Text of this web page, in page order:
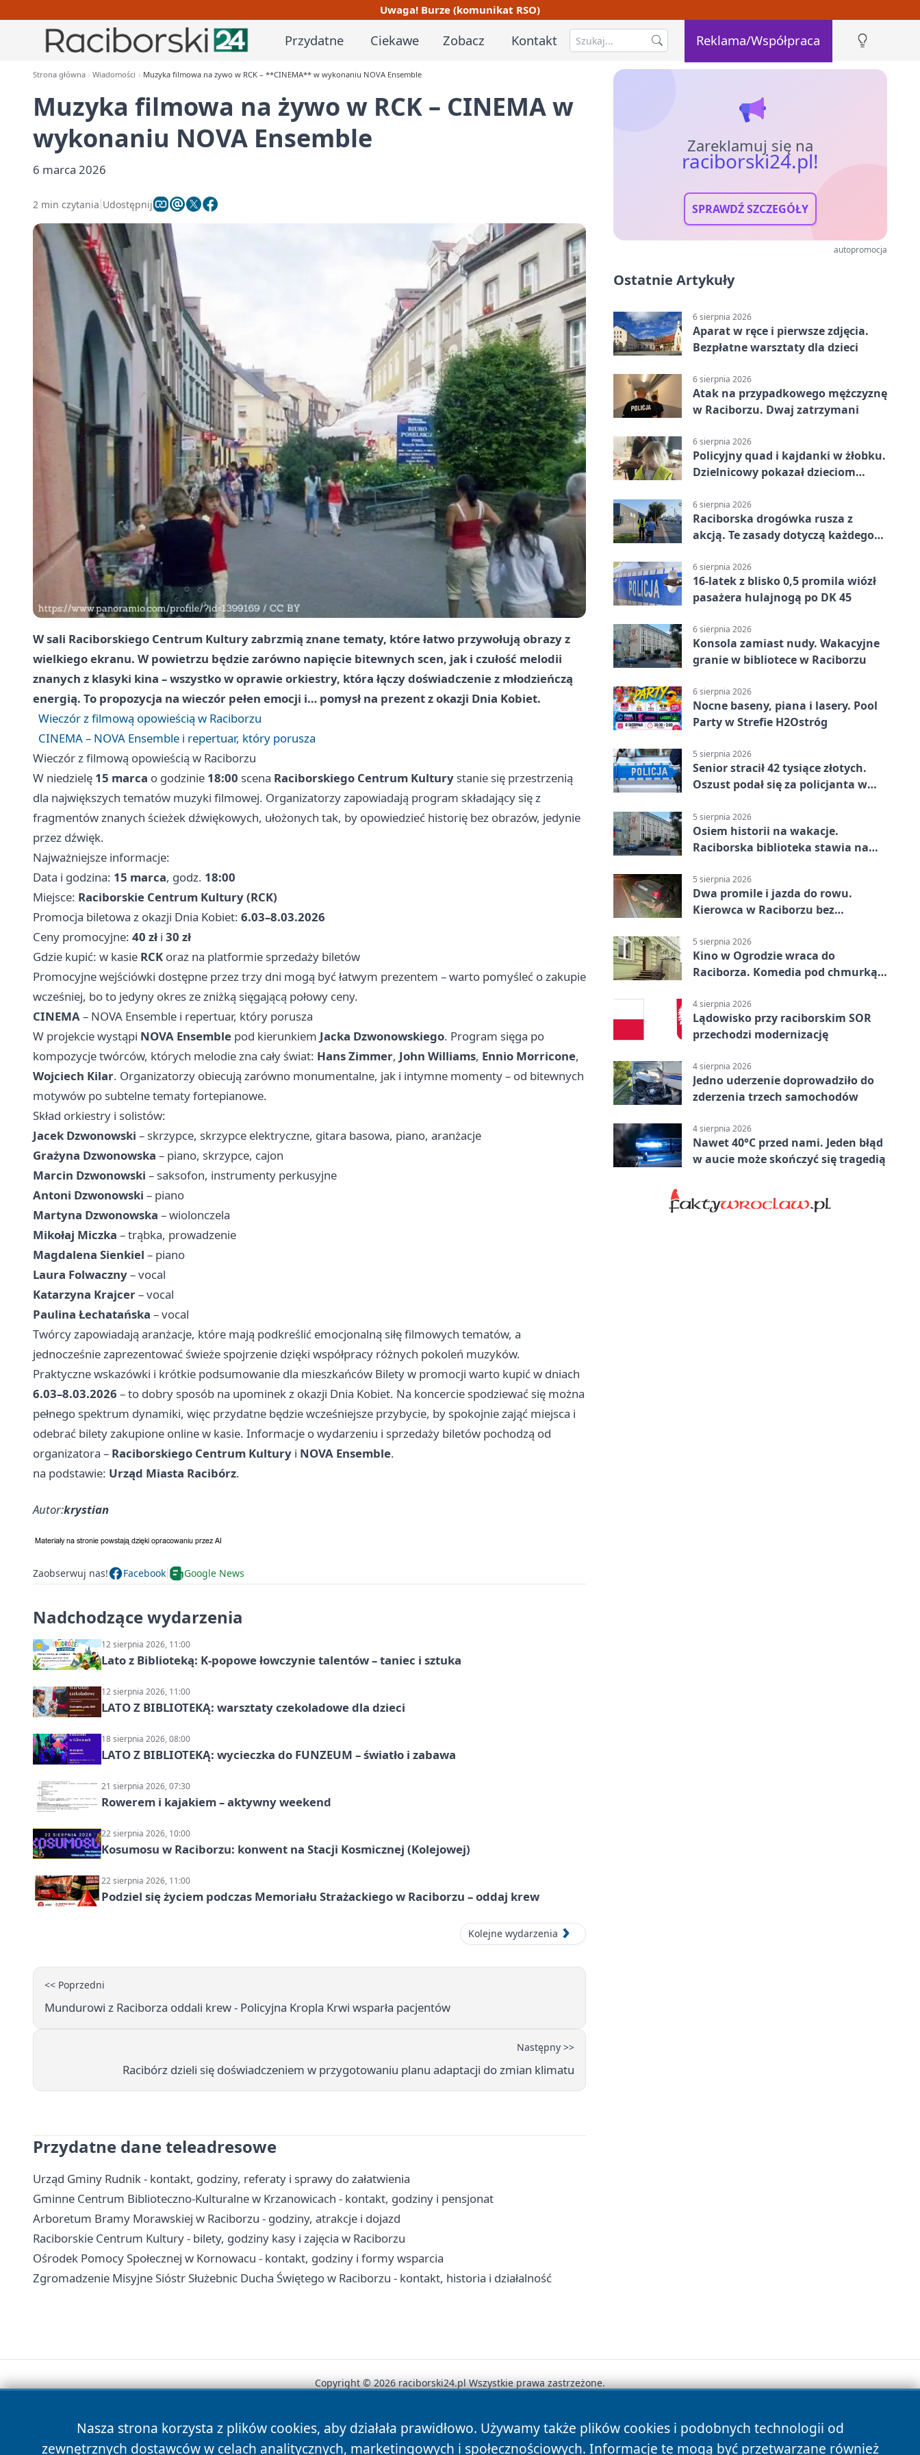
Uwaga! Burze (komunikat RSO)
Przydatne Ciekawe Zobacz Kontakt Reklama/Współpraca
Strona główna Wiadomości Muzyka filmowa na żywo w RCK – **CINEMA** w wykonaniu NOVA Ensemble
Muzyka filmowa na żywo w RCK – CINEMAw
wykonaniu NOVA Ensemble
6 marca 2026
2 min czytania Udostępnij
W sali Raciborskiego Centrum Kultury zabrzmią znane tematy, które łatwo przywołują obrazy z
wielkiego ekranu. W powietrzu będzie zarówno napięcie bitewnych scen, jak i czułość melodii
znanych z klasyki kina – wszystko w oprawie orkiestry, która łączy doświadczenie z młodzieńczą
energią. To propozycja na wieczór pełen emocji i… pomysł na prezent z okazji Dnia Kobiet.
Wieczór z filmową opowieścią w Raciborzu
CINEMA – NOVA Ensemble i repertuar, który porusza
Wieczór z filmową opowieścią w Raciborzu
W niedzielę 15 marca o godzinie 18:00 scena Raciborskiego Centrum Kultury stanie się przestrzenią
dla największych tematów muzyki filmowej. Organizatorzy zapowiadają program składający się z
fragmentów znanych ścieżek dźwiękowych, ułożonych tak, by opowiedzieć historię bez obrazów, jedynie
przez dźwięk.
Najważniejsze informacje:
Data i godzina: 15 marca, godz. 18:00
Miejsce: Raciborskie Centrum Kultury (RCK)
Promocja biletowa z okazji Dnia Kobiet: 6.03–8.03.2026
Ceny promocyjne: 40 zł i 30 zł
Gdzie kupić: w kasie RCK oraz na platformie sprzedaży biletów
Promocyjne wejściówki dostępne przez trzy dni mogą być łatwym prezentem – warto pomyśleć o zakupie
wcześniej, bo to jedyny okres ze zniżką sięgającą połowy ceny.
CINEMA– NOVA Ensemble i repertuar, który porusza
W projekcie wystąpi NOVA Ensemble pod kierunkiem Jacka Dzwonowskiego. Program sięga po
kompozycje twórców, których melodie zna cały świat: Hans Zimmer, John Williams, Ennio Morricone,
Wojciech Kilar. Organizatorzy obiecują zarówno monumentalne, jak i intymne momenty – od bitewnych
motywów po subtelne tematy fortepianowe.
Skład orkiestry i solistów:
Jacek Dzwonowski – skrzypce, skrzypce elektryczne, gitara basowa, piano, aranżacje
Grażyna Dzwonowska – piano, skrzypce, cajon
Marcin Dzwonowski – saksofon, instrumenty perkusyjne
Antoni Dzwonowski – piano
Martyna Dzwonowska – wiolonczela
Mikołaj Miczka – trąbka, prowadzenie
Magdalena Sienkiel – piano
Laura Folwaczny– vocal
Katarzyna Krajcer– vocal
Paulina Łechatańska – vocal
Twórcy zapowiadają aranżacje, które mają podkreślić emocjonalną siłę filmowych tematów, a
jednocześnie zaprezentować świeże spojrzenie dzięki współpracy różnych pokoleń muzyków.
Praktyczne wskazówki i krótkie podsumowanie dla mieszkańców Bilety w promocji warto kupić w dniach
6.03–8.03.2026 – to dobry sposób na upominek z okazji Dnia Kobiet. Na koncercie spodziewać się można
pełnego spektrum dynamiki, więc przydatne będzie wcześniejsze przybycie, by spokojnie zająć miejsca i
odebrać bilety zakupione online w kasie. Informacje o wydarzeniu i sprzedaży biletów pochodzą od
organizatora – Raciborskiego Centrum Kultury i NOVA Ensemble.
na podstawie: Urząd Miasta Racibórz.
Autor:krystian
Zaobserwuj nas! Facebook Google News
Nadchodzące wydarzenia
12 sierpnia 2026, 11:00
Lato z Biblioteką: K-popowe łowczynie talentów – taniec i sztuka
12 sierpnia 2026, 11:00
LATO Z BIBLIOTEKĄ: warsztaty czekoladowe dla dzieci
18 sierpnia 2026, 08:00
LATO Z BIBLIOTEKĄ: wycieczka do FUNZEUM – światło i zabawa
21 sierpnia 2026, 07:30
Rowerem i kajakiem – aktywny weekend
22 sierpnia 2026, 10:00
Kosumosu w Raciborzu: konwent na Stacji Kosmicznej (Kolejowej)
22 sierpnia 2026, 11:00
Podziel się życiem podczas Memoriału Strażackiego w Raciborzu – oddaj krew
Kolejne wydarzenia
<< Poprzedni
Mundurowi z Raciborza oddali krew - Policyjna Kropla Krwi wsparła pacjentów
Następny >>
Racibórz dzieli się doświadczeniem w przygotowaniu planu adaptacji do zmian klimatu
Przydatne dane teleadresowe
Urząd Gminy Rudnik - kontakt, godziny, referaty i sprawy do załatwienia
Gminne Centrum Biblioteczno-Kulturalne w Krzanowicach - kontakt, godziny i pensjonat
Arboretum Bramy Morawskiej w Raciborzu - godziny, atrakcje i dojazd
Raciborskie Centrum Kultury - bilety, godziny kasy i zajęcia w Raciborzu
Ośrodek Pomocy Społecznej w Kornowacu - kontakt, godziny i formy wsparcia
Zgromadzenie Misyjne Sióstr Służebnic Ducha Świętego w Raciborzu - kontakt, historia i działalność
Zareklamuj się na
raciborski24.pl!
SPRAWDŹ SZCZEGÓŁY
autopromocja
Ostatnie Artykuły
6 sierpnia 2026
Aparat w ręce i pierwsze zdjęcia.
Bezpłatne warsztaty dla dzieci
6 sierpnia 2026
Atak na przypadkowego mężczyznę
w Raciborzu. Dwaj zatrzymani
6 sierpnia 2026
Policyjny quad i kajdanki w żłobku.
Dzielnicowy pokazał dzieciom
6 sierpnia 2026
Raciborska drogówka rusza z
akcją. Te zasady dotyczą każdego
6 sierpnia 2026
16-latek z blisko 0,5 promila wiózł
pasażera hulajnogą po DK 45
6 sierpnia 2026
Konsola zamiast nudy. Wakacyjne
granie w bibliotece w Raciborzu
6 sierpnia 2026
Nocne baseny, piana i lasery. Pool
Party w Strefie H2Ostróg
5 sierpnia 2026
Senior stracił 42 tysiące złotych.
Oszust podał się za policjanta w
5 sierpnia 2026
Osiem historii na wakacje.
Raciborska biblioteka stawia na
5 sierpnia 2026
Dwa promile i jazda do rowu.
Kierowca w Raciborzu bez
5 sierpnia 2026
Kino w Ogrodzie wraca do
Raciborza. Komedia pod chmurką
4 sierpnia 2026
Lądowisko przy raciborskim SOR
przechodzi modernizację
4 sierpnia 2026
Jedno uderzenie doprowadziło do
zderzenia trzech samochodów
4 sierpnia 2026
Nawet 40°C przed nami. Jeden błąd
w aucie może skończyć się tragedią
Nasza strona korzysta z plików cookies, aby działała prawidłowo. Używamy także plików cookies i podobnych technologii od
zewnętrznych dostawców w celach analitycznych, marketingowych i społecznościowych. Informacje te mogą być przetwarzane również
Copyright © 2026 raciborski24.pl Wszystkie prawa zastrzeżone.
News Autorzy Polityka Prywatności Polityka Cookies